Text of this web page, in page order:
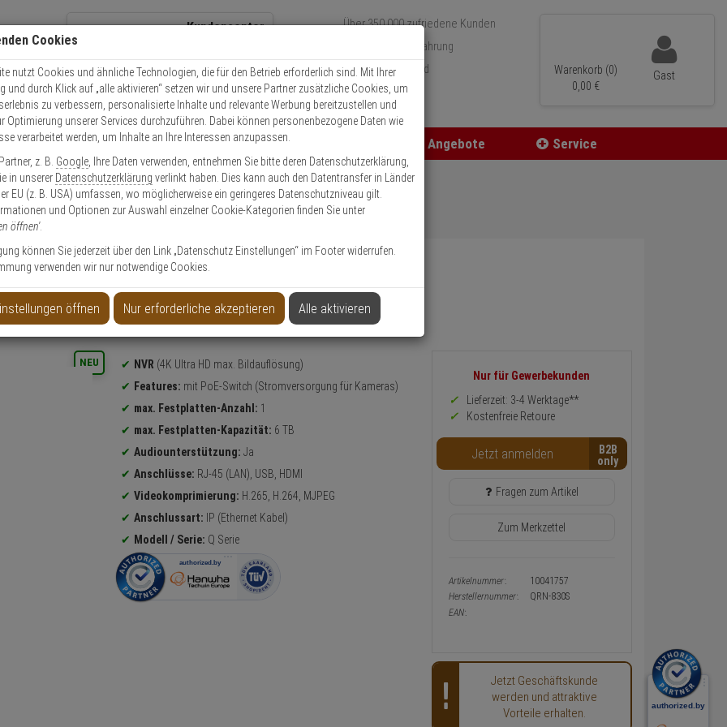
Kundencenter
Kontaktservice nutzen
Mo. - Do.: 8:00 - 16:30 Fr. 8:00 - 14:00 Uhr
Über 350.000 zufriedene Kunden
Über 15 Jahre Erfahrung
Schneller Versand
Warenkorb (0)
0, 00 €
Gast
Zutritt Einbruch Angebote Service
QRN-830S 8-Kanal NVR 4K, HDMI, USB, PoE
HDMI, USB, PoE
NEU Produktinformationen
NVR (4K Ultra HD max. Bildauflösung)
Features: mit PoE-Switch (Stromversorgung für Kameras)
max. Festplatten-Anzahl: 1
max. Festplatten-Kapazität: 6 TB
Audiounterstützung: Ja
Anschlüsse: RJ-45 (LAN), USB, HDMI
Videokomprimierung: H.265, H.264, MJPEG
Anschlussart: IP (Ethernet Kabel)
Modell / Serie: Q Serie
Informationen
Preis,
Verfügbakeit
Warenkorb-
oder
Konfigurieren-
Nur für Gewerbekunden
Lieferzeit: 3-4 Werktage**
Kostenfreie Retoure
Jetzt anmelden B2B
Fragen zum Artikel
Zum Merkzettel
Artikelnummer:
10041757
Herstellernummer:
QRN-830S
EAN:
Jetzt Geschäftskunde
werden und attraktive
Vorteile erhalten.
Cookies
nutzt Cookies und ähnliche Technologien, die für den Betrieb erforderlich sind. Mit Ihrer
und durch Klick auf „alle aktivieren“ setzen wir und unsere Partner zusätzliche Cookies, um
zu verbessern, personalisierte Inhalte und relevante Werbung bereitzustellen und
Optimierung unserer Services durchzuführen. Dabei können personenbezogene Daten wie
verarbeitet werden, um Inhalte an Ihre Interessen anzupassen.
z. B. Google , Ihre Daten verwenden, entnehmen Sie bitte deren Datenschutzerklärung,
in unserer Datenschutzerklärung verlinkt haben. Dies kann auch den Datentransfer in Länder
EU (z. B. USA) umfassen, wo möglicherweise ein geringeres Datenschutzniveau gilt.
und Optionen zur Auswahl einzelner Cookie-Kategorien finden Sie unter
öffnen'.
können Sie jederzeit über den Link „Datenschutz Einstellungen“ im Footer widerrufen.
verwenden wir nur notwendige Cookies.
öffnen Nur erforderliche akzeptieren Alle aktivieren